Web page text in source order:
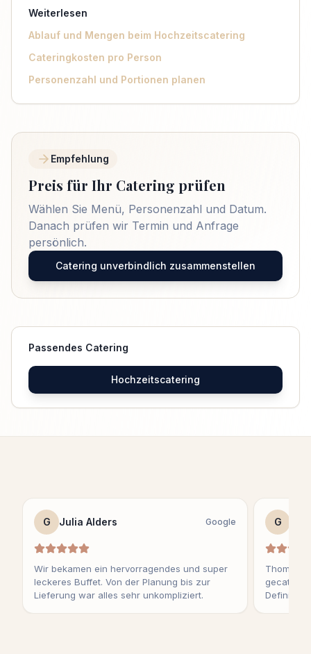
Weiterlesen
Ablauf und Mengen beim Hochzeitscatering
Cateringkosten pro Person
Personenzahl und Portionen planen
Empfehlung
Preis für Ihr Catering prüfen
Wählen Sie Menü, Personenzahl und Datum.
Danach prüfen wir Termin und Anfrage
persönlich.
Catering unverbindlich zusammenstellen
Passendes Catering
Hochzeitscatering
G Julia Alders Google
Wir bekamen ein hervorragendes und super
leckeres Buffet. Von der Planung bis zur
Lieferung war alles sehr unkompliziert.
G
Thomas
gecatert
Definitiv